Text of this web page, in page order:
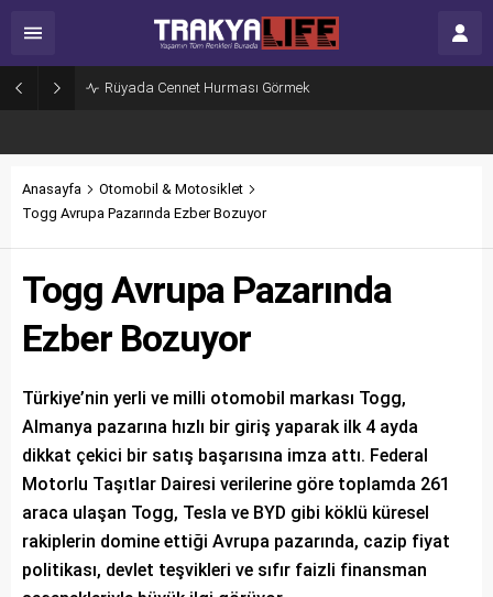
Rüyada Cennet Hurması Görmek
Anasayfa
Otomobil & Motosiklet
Togg Avrupa Pazarında Ezber Bozuyor
Togg Avrupa Pazarında
Ezber Bozuyor
Türkiye’nin yerli ve milli otomobil markası Togg,
Almanya pazarına hızlı bir giriş yaparak ilk 4 ayda
dikkat çekici bir satış başarısına imza attı. Federal
Motorlu Taşıtlar Dairesi verilerine göre toplamda 261
araca ulaşan Togg, Tesla ve BYD gibi köklü küresel
rakiplerin domine ettiği Avrupa pazarında, cazip fiyat
politikası, devlet teşvikleri ve sıfır faizli finansman